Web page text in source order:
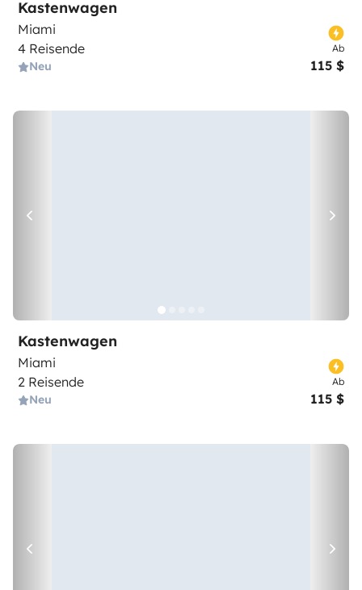
Kastenwagen
Miami
4 Reisende
Neu
Ab
115 $
Kastenwagen
Miami
2 Reisende
Neu
Ab
115 $